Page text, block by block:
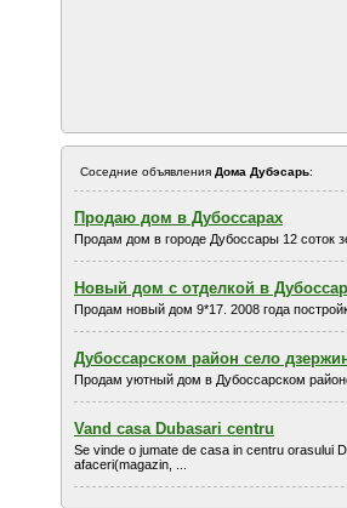
Соседние объявления Дома Дубэсарь:
Продаю дом в Дубоссарах
Продам дом в городе Дубоссары 12 соток
Новый дом с отделкой в
Продам новый дом 9*17. 2008 года
Дубоссарском район село
Продам уютный дом в Дубоссарском
Vand casa Dubasari centru
Se vinde o jumate de casa in centru orasului
afaceri(magazin, ...